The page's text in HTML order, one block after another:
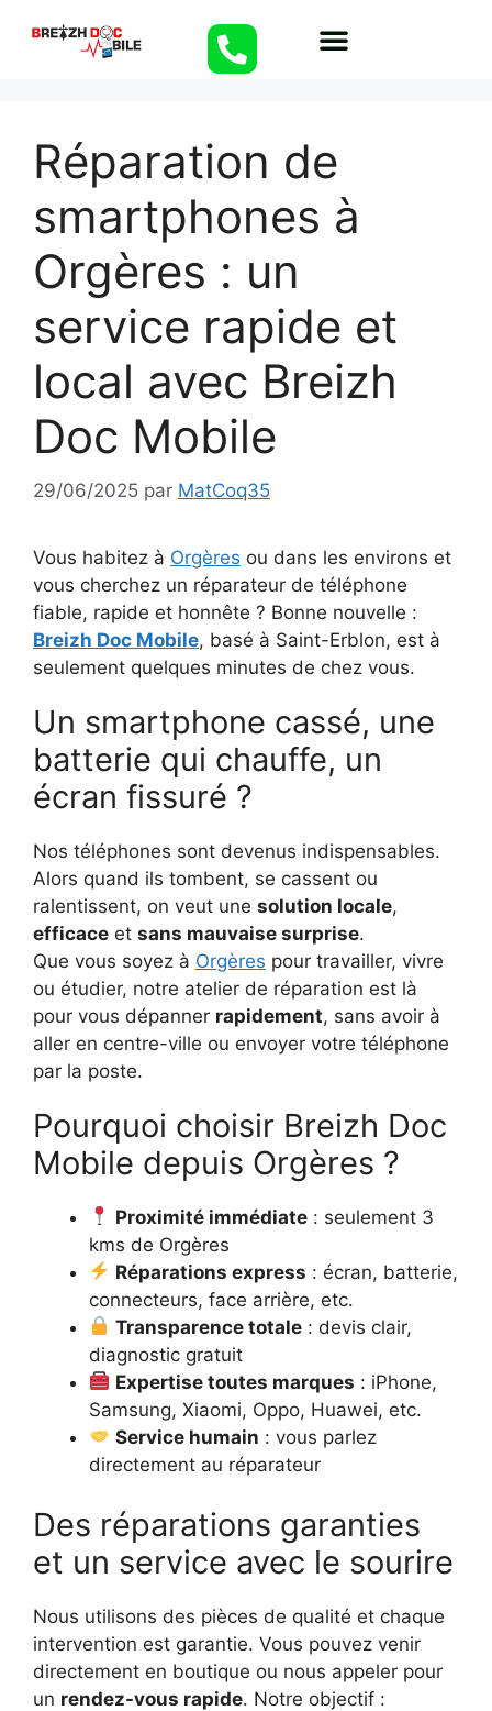
Réparation de
smartphones à
Orgères : un
service rapide et
local avec Breizh
Doc Mobile
29/06/2025 par MatCoq35
Vous habitez à Orgères ou dans les environs et
vous cherchez un réparateur de téléphone
fiable, rapide et honnête ? Bonne nouvelle :
Breizh Doc Mobile, basé à Saint-Erblon, est à
seulement quelques minutes de chez vous.
Un smartphone cassé, une
batterie qui chauffe, un
écran fissuré ?
Nos téléphones sont devenus indispensables.
Alors quand ils tombent, se cassent ou
ralentissent, on veut une solution locale,
efficace et sans mauvaise surprise.
Que vous soyez à Orgères pour travailler, vivre
ou étudier, notre atelier de réparation est là
pour vous dépanner rapidement, sans avoir à
aller en centre-ville ou envoyer votre téléphone
par la poste.
Pourquoi choisir Breizh Doc
Mobile depuis Orgères ?
Proximité immédiate : seulement 3
kms de Orgères
Réparations express : écran, batterie,
connecteurs, face arrière, etc.
Transparence totale : devis clair,
diagnostic gratuit
Expertise toutes marques : iPhone,
Samsung, Xiaomi, Oppo, Huawei, etc.
Service humain : vous parlez
directement au réparateur
Des réparations garanties
et un service avec le sourire
Nous utilisons des pièces de qualité et chaque
intervention est garantie. Vous pouvez venir
directement en boutique ou nous appeler pour
un rendez-vous rapide. Notre objectif :